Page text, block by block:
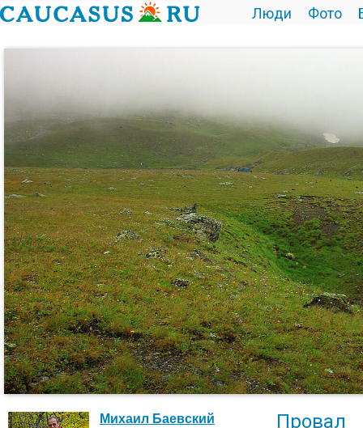
Люди Фото
Михаил Баевский Провал